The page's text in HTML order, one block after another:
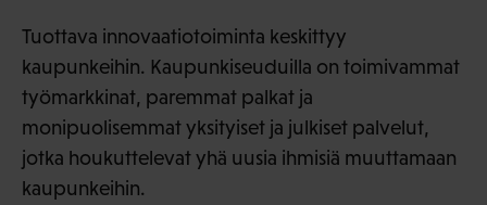
Tuottava innovaatiotoiminta keskittyy
kaupunkeihin. Kaupunkiseuduilla on toimivammat
työmarkkinat, paremmat palkat ja
monipuolisemmat yksityiset ja julkiset palvelut,
jotka houkuttelevat yhä uusia ihmisiä muuttamaan
kaupunkeihin.